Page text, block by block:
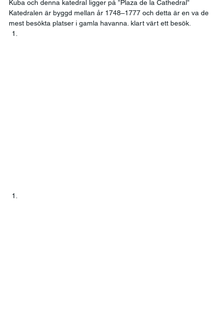
Kuba och denna katedral ligger på ”Plaza de la Cathedral”
Katedralen är byggd mellan år 1748–1777 och detta är en va de
mest besökta platser i gamla havanna. klart värt ett besök.